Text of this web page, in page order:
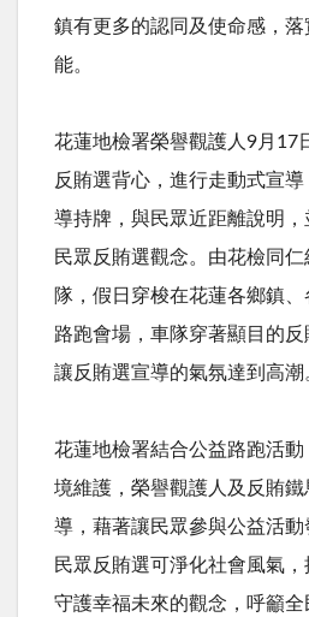
鎮有更多的認同及使命感，
能。
花蓮地檢署榮譽觀護人9月17
反賄選背心，進行走動式宣
導持牌，與民眾近距離說明
民眾反賄選觀念。由花檢同
隊，假日穿梭在花蓮各鄉鎮
路跑會場，車隊穿著顯目的反
讓反賄選宣導的氣氛達到高潮
花蓮地檢署結合公益路跑活
境維護，榮譽觀護人及反賄
導，藉著讓民眾參與公益活
民眾反賄選可淨化社會風氣，
守護幸福未來的觀念，呼籲